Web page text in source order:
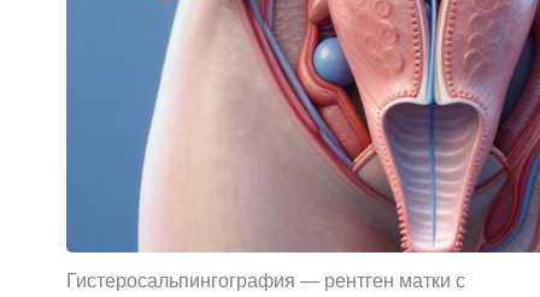
Гистеросальпингография — рентген матки с